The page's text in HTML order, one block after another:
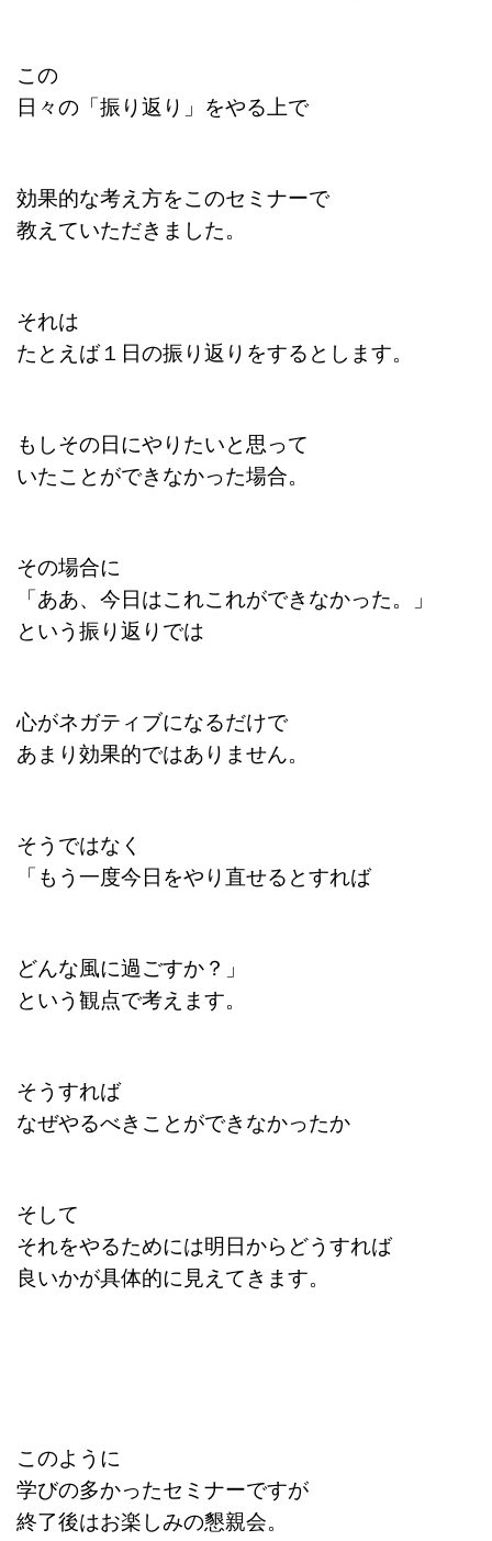
この
日々の「振り返り」をやる上で
効果的な考え方をこのセミナーで
教えていただきました。
それは
たとえば１日の振り返りをするとします。
もしその日にやりたいと思って
いたことができなかった場合。
その場合に
「ああ、今日はこれこれができなかった。」
という振り返りでは
心がネガティブになるだけで
あまり効果的ではありません。
そうではなく
「もう一度今日をやり直せるとすれば
どんな風に過ごすか？」
という観点で考えます。
そうすれば
なぜやるべきことができなかったか
そして
それをやるためには明日から どうすれば
良いかが具体的に見えてきます。
このように
学びの多かったセミナーですが
終了後はお楽しみの懇親会。